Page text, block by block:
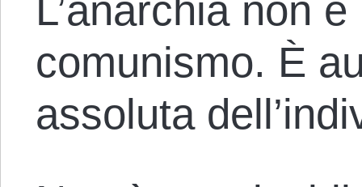
L’anarchia non
comunismo. È
assoluta